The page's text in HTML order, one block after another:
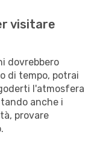
visitare
dovrebbero
di tempo, potrai
l'atmosfera
anche i
provare